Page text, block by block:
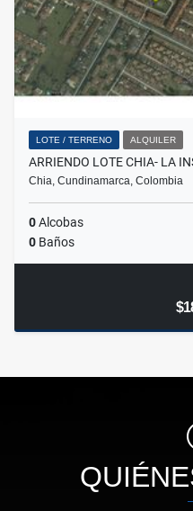
LOTE / TERRENO ALQUILER
ARRIENDO LOTE CHIA- LA
Chia, Cundinamarca, Colombia
0Alcobas
0 Baños